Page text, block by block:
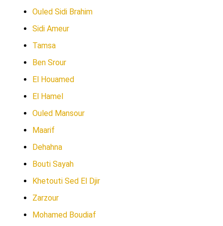
Ouled Sidi Brahim
Sidi Ameur
Tamsa
Ben Srour
El Houamed
El Hamel
Ouled Mansour
Maarif
Dehahna
Bouti Sayah
Khetouti Sed El Djir
Zarzour
Mohamed Boudiaf